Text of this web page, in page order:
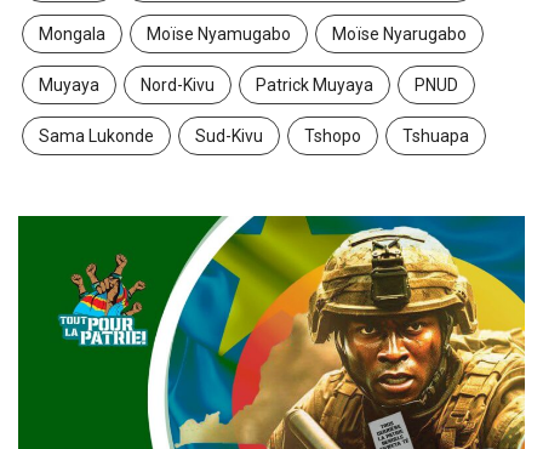
Mongala Moïse Nyamugabo Moïse Nyarugabo
Muyaya Nord-Kivu Patrick Muyaya PNUD
Sama Lukonde Sud-Kivu Tshopo Tshuapa